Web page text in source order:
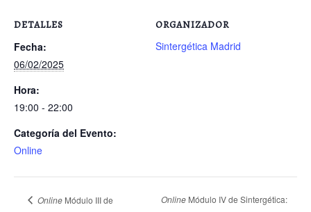
DETALLES
Fecha:
06/02/2025
Hora:
19:00 - 22:00
Categoría del Evento:
Online
ORGANIZADOR
Sintergética Madrid
Online Módulo III de
Online Módulo IV de Sintergética: